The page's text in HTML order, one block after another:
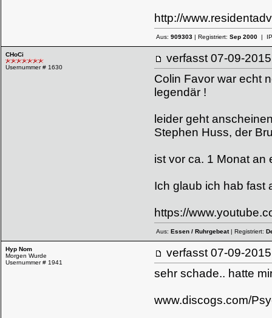
http://
Aus: 909303 | Registriert: Sep 2000 |
CHoCi
Usernummer # 1630
verfasst 07-09-
Colin Favor war echt
legendär !
leider geht
Stephen Huss, der
ist vor ca. 1 Monat an
Ich glaub ich hab fast
https://
Aus: Essen / Ruhrgebeat| Registriert:
Hyp Nom
Morgen Wurde
Usernummer # 1941
verfasst 07-09-
sehr schade.. hatte
www.discogs.com/